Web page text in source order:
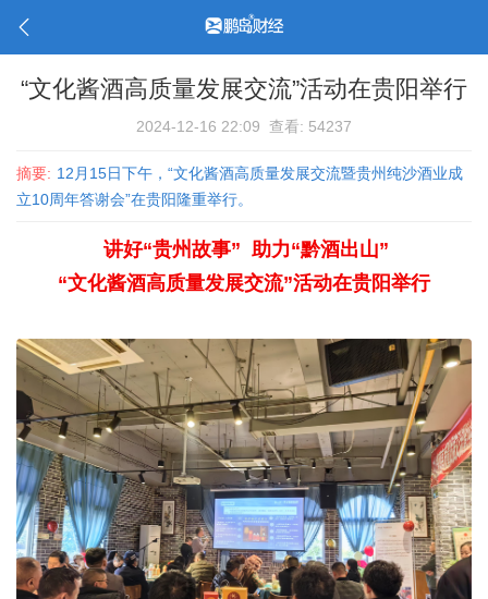
“文化酱酒高质量发展交流”活动在贵阳举行
2024-12-16 22:09 查看: 54237
摘要: 12月15日下午，“文化酱酒高质量发展交流暨贵州纯沙酒业成
立10周年答谢会”在贵阳隆重举行。
讲好“贵州故事” 助力“黔酒出山”
“文化酱酒高质量发展交流”活动在贵阳举行